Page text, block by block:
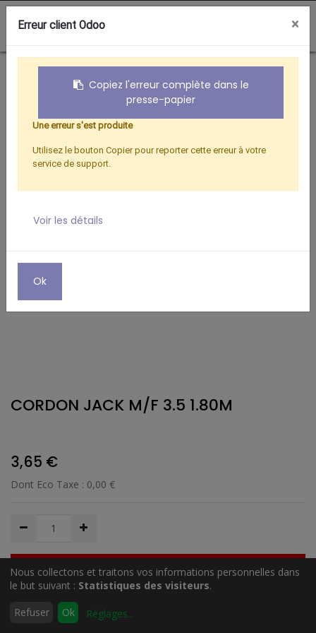
Rechercher
0
Boutique
Téléphonie Mobile
CORDON JACK M/F 3.5 1.80M
CORDON JACK M/F 3.5 1.80M
3,65 €
Dont Eco Taxe : 0,00 €
Ajouter au Panier
Ajouter à la liste de souhait
Nous collectons et traitons vos informations personnelles dans
le but suivant : Statistiques des visiteurs.
Refuser Ok Réglages...
Erreur client Odoo ×
Copiez l'erreur complète dans le
presse-papier
Une erreur s'est produite
Utilisez le bouton Copier pour reporter cette erreur à votre
service de support.
Voir les détails
Ok